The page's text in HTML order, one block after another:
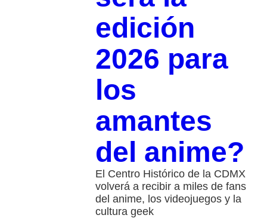
edición
2026 para
los
amantes
del anime?
El Centro Histórico de la CDMX
volverá a recibir a miles de fans
del anime, los videojuegos y la
cultura geek